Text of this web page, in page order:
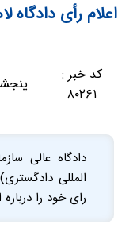
اعلام رأی دادگاه
کد خبر :
۸۰۲۶۱
پنجشنبه، ۱۶
دادگاه عالی
رای خود را درباره